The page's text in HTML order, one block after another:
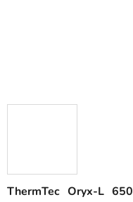
ThermTec Oryx-L